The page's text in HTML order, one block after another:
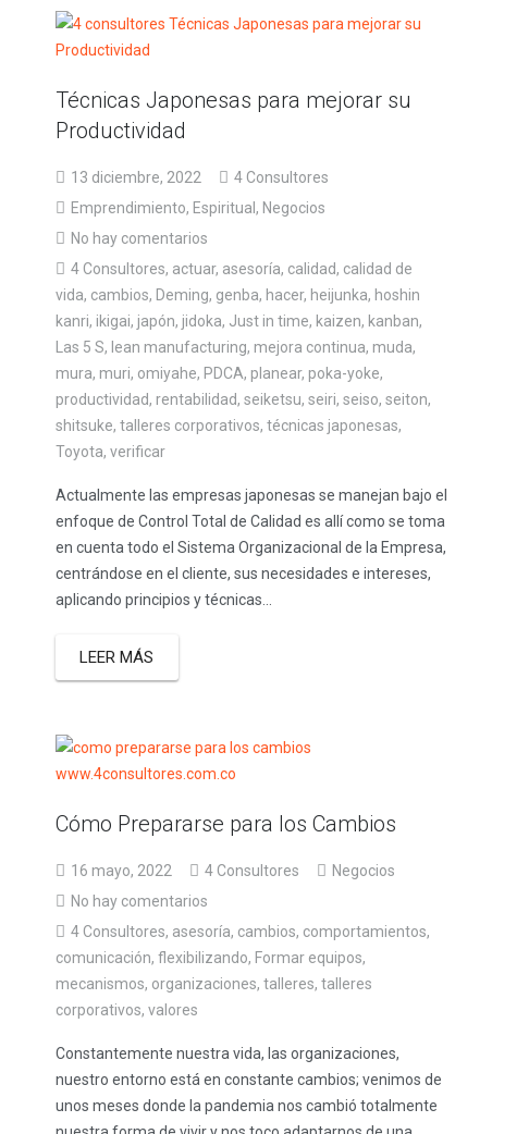
Técnicas Japonesas para mejorar su
Productividad
13 diciembre, 2022
4 Consultores
Emprendimiento, Espiritual, Negocios
No hay comentarios
4 Consultores, actuar, asesoría, calidad, calidad de
vida, cambios, Deming, genba, hacer, heijunka, hoshin
kanri, ikigai, japón, jidoka, Just in time, kaizen, kanban,
Las 5 S, lean manufacturing, mejora continua, muda,
mura, muri, omiyahe, PDCA, planear, poka-yoke,
productividad, rentabilidad, seiketsu, seiri, seiso, seiton,
shitsuke, talleres corporativos, técnicas japonesas,
Toyota, verificar
Actualmente las empresas japonesas se manejan bajo el
enfoque de Control Total de Calidad es allí como se toma
en cuenta todo el Sistema Organizacional de la Empresa,
centrándose en el cliente, sus necesidades e intereses,
aplicando principios y técnicas...
LEER MÁS
Cómo Prepararse para los Cambios
16 mayo, 2022 4 Consultores
Negocios
No hay comentarios
4 Consultores, asesoría, cambios, comportamientos,
comunicación, flexibilizando, Formar equipos,
mecanismos, organizaciones, talleres, talleres
corporativos, valores
Constantemente nuestra vida, las organizaciones,
nuestro entorno está en constante cambios; venimos de
unos meses donde la pandemia nos cambió totalmente